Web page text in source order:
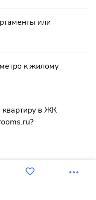
или
к жилому
квартиру в ЖК